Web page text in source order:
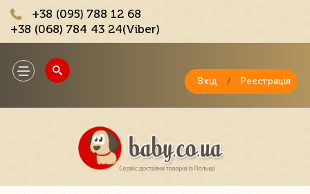
+38 (095) 788 12 68
+38 (068) 784 43 24(Viber)
Toggle
navigation
Вхід / Реєстрація